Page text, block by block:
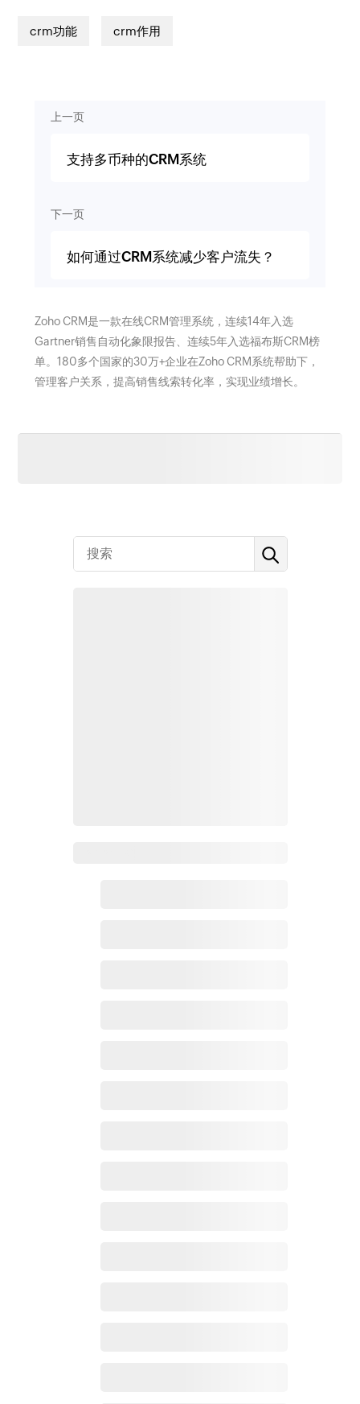
crm功能 crm作用
上一页
支持多币种的CRM系统
下一页
如何通过CRM系统减少客户流失？
Zoho CRM是一款在线CRM管理系统，连续14年入选
Gartner销售自动化象限报告、连续5年入选福布斯CRM榜
单。180多个国家的30万+企业在Zoho CRM系统帮助下，
管理客户关系，提高销售线索转化率，实现业绩增长。